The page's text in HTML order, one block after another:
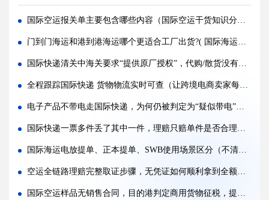
实木托盘无 IPPC 标识，空运落地除销毁外有哪些整改方式(国际空运干货知识分享)
空运到仓长期不上架，如何区分物流延误与亚马逊仓内拥堵?(国际空运干货知识分享)
美仓热门地址，空派派送经常拒收该怎么处理（不清楚的跨境卖家看过来）
海关认定货值偏高征税，有合规申诉减免税费的办法吗（国际快递干货知识分享）
国际快递包装做错直接破损（跨境发货包装指南）
国际快递虚报货值有什么后果（海关处罚细则科普）
旺季国际空运仓位紧张，如何提前锁定舱位与运价（不清楚的外贸人看过来）
空运主单MAWB与分单HAWB有什么区别，清关受影响吗（国际空运干货知识分享）
国际空运报关单主要包含哪些内容（国际空运干货知识分享）
门到门海运和港到港海运哪个更适合工厂出货?( 国际海运干货知识分享)
国际快递清关中海关要求“提供原厂授权”，代购/散货没有授权书如何通关?（不清楚的跨境电商卖家请注意）
全程跟踪国际快递 货物物流实时可查（让跨境电商卖家每一次发货都透明安心）
电子产品不带电走国际快递，为何仍被判定为“疑似带电”扣检（跨境电商卖家请注意）
国际快递一票多件丢了其中一件，理赔只赔单件是否合理（国际快递干货知识分享）
国际海运电放提单、正本提单、SWB使用场景区分（不清楚的外贸人看过来）
空运全链路理赔完整取证步骤，无凭证如何顺利拿到全额赔款（国际空运理赔证据为王、时效为纲）
国际空运样品无销售合同，目的港判定商用货物征税，提前标注豁免清关的单证写法